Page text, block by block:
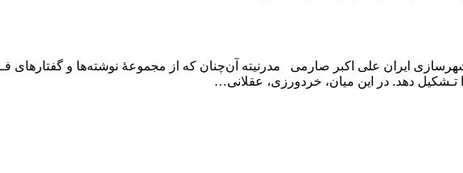
ایران علی اکبر صارمی مدرنیته آن‌چنان‌ که از مجموعۀ‌ نوشته‌ها‌ و گفتارهای‌
تـشکیل دهد. در این‌ میان، خردورزی، عقلانی…